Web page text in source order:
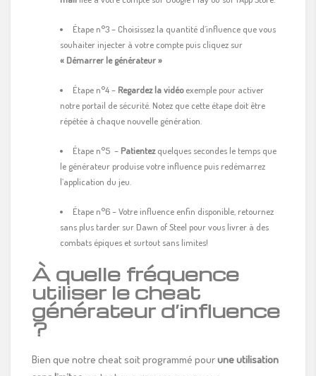
Étape n°3 – Choisissez la quantité d’influence que vous
souhaiter injecter à votre compte puis cliquez sur
« Démarrer le générateur »
Étape n°4 – Regardez la vidéoexemple pour activer
notre portail de sécurité. Notez que cette étape doit être
répétée à chaque nouvelle génération.
Étape n°5 – Patientezquelques secondes le temps que
le générateur produise votre influence puis redémarrez
l’application du jeu.
Étape n°6 – Votre influence enfin disponible, retournez
sans plus tarder sur Dawn of Steel pour vous livrer à des
combats épiques et surtout sans limites!
À quelle fréquence
utiliser le cheat
générateur d’influence
?
Bien que notre cheat soit programmé pourune utilisation